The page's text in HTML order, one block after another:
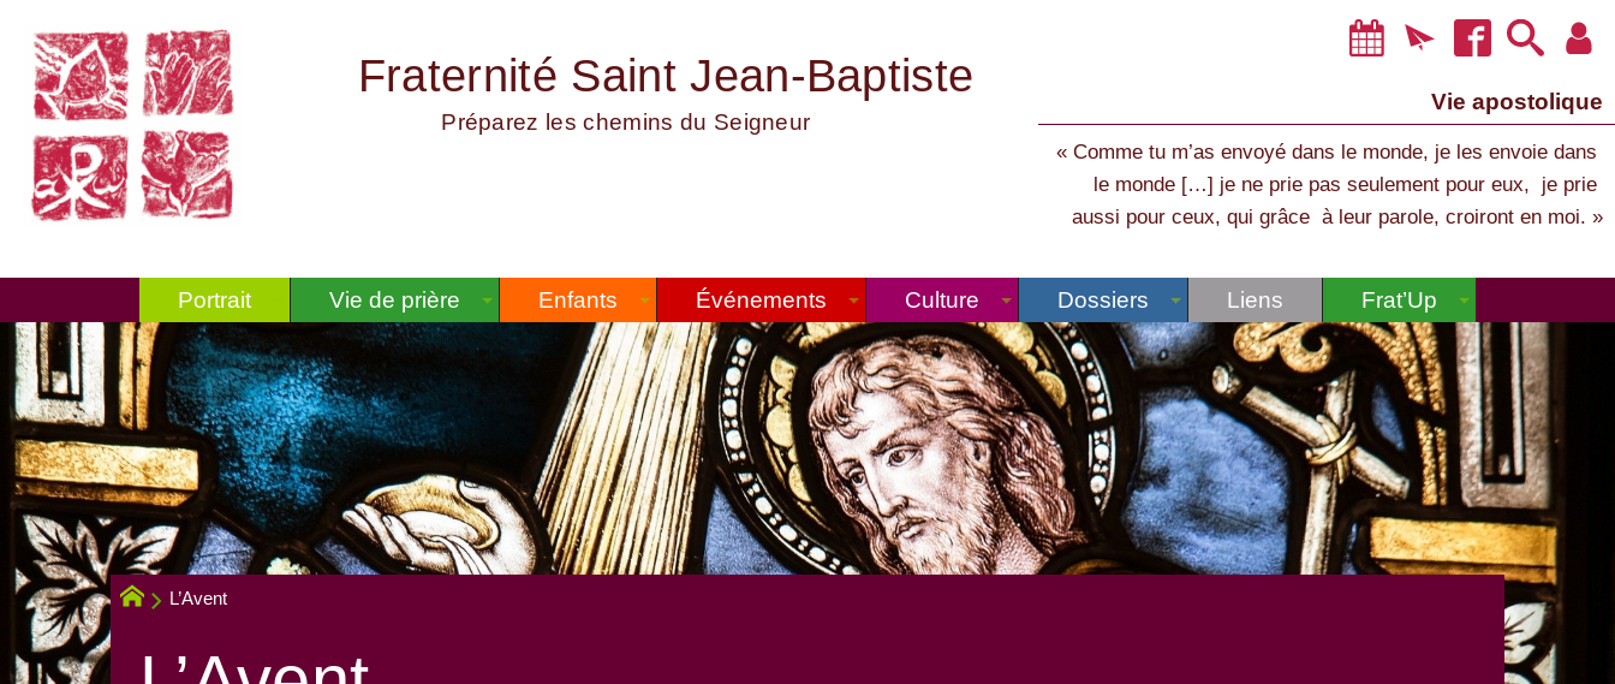
Fraternité Saint Jean-Baptiste
Préparez les chemins du Seigneur
Vie apostolique
« Comme tu m’as envoyé dans le monde, je les envoie dans
le monde […] je ne prie pas seulement pour eux, je prie
aussi pour ceux, qui grâce à leur parole, croiront en moi. »
Portrait Vie de prière Enfants Événements Culture Dossiers Liens Frat’Up
L’Avent